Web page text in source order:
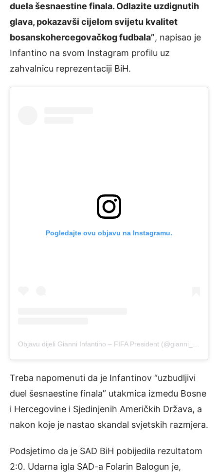
duela šesnaestine finala. Odlazite uzdignutih
glava, pokazavši cijelom svijetu kvalitet
bosanskohercegovačkog fudbala”, napisao je
Infantino na svom Instagram profilu uz
zahvalnicu reprezentaciji BiH.
Pogledajte ovu objavu na Instagramu.
Treba napomenuti da je Infantinov “uzbudljivi
duel šesnaestine finala” utakmica između Bosne
i Hercegovine i Sjedinjenih Američkih Država, a
nakon koje je nastao skandal svjetskih razmjera.
Podsjetimo da je SAD BiH pobijedila rezultatom
2:0. Udarna igla SAD-a Folarin Balogun je,